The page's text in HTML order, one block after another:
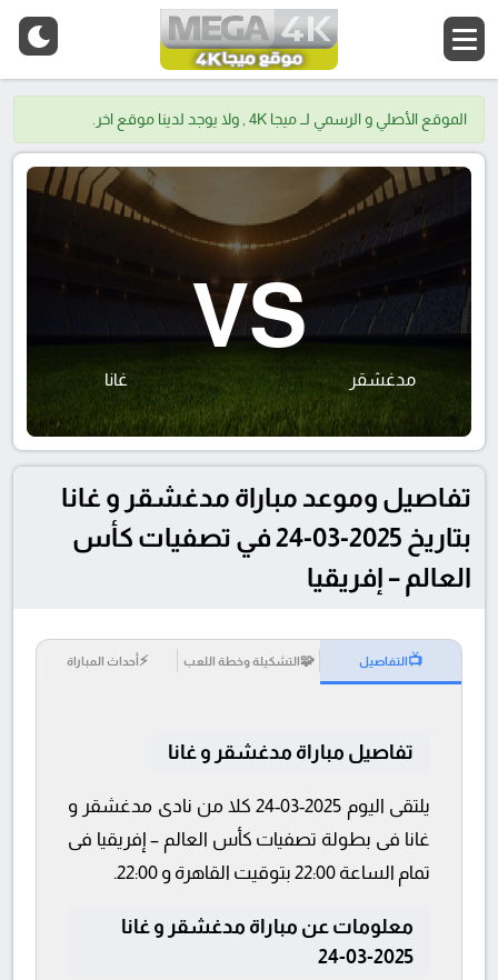
الموقع الأصلي و الرسمي لــ ميجا 4K , ولا يوجد لدينا موقع اخر.
مدغشقر
VS
غانا
تفاصيل وموعد مباراة مدغشقر و غانا
بتاريخ 2025-03-24 في تصفيات كأس
العالم – إفريقيا
📺التفاصيل 🧩التشكيلة وخطة اللعب ⚡أحداث المباراة
تفاصيل مباراة مدغشقر و غانا
يلتقى اليوم 2025-03-24 كلا من نادى مدغشقر و
غانا فى بطولة تصفيات كأس العالم – إفريقيا فى
تمام الساعة 22:00 بتوقيت القاهرة و 22:00.
معلومات عن مباراة مدغشقر و غانا
2025-03-24